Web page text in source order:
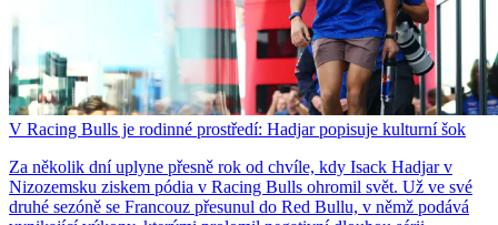
V Racing Bulls je rodinné prostředí: Hadjar popisuje kulturní šok
Za několik dní uplyne přesně rok od chvíle, kdy Isack Hadjar v
Nizozemsku ziskem pódia v Racing Bulls ohromil svět. Už ve své
druhé sezóně se Francouz přesunul do Red Bullu, v němž podává